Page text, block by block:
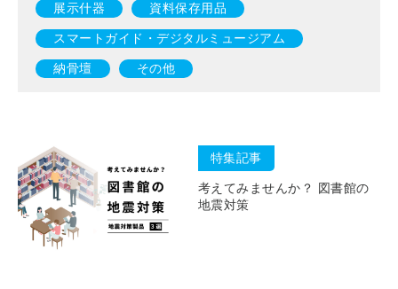
展示什器 資料保存用品
スマートガイド・デジタルミュージアム
納骨壇 その他
特集記事
考えてみませんか？ 図書館の
地震対策